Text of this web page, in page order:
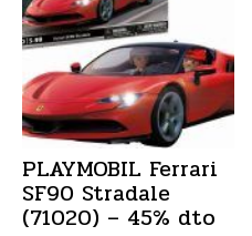
PLAYMOBIL Ferrari
SF90 Stradale
(71020) – 45% dto